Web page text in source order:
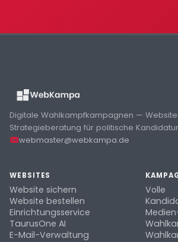
Digitale Wahlkampfkampagnen —
Strategieberatung für politische
webmaster@webkampa.de
WEBSITES
Website sichern
Website bestellen
Einrichtungsservice
TaurusOne AI
E-Mail-Verwaltung
Volle